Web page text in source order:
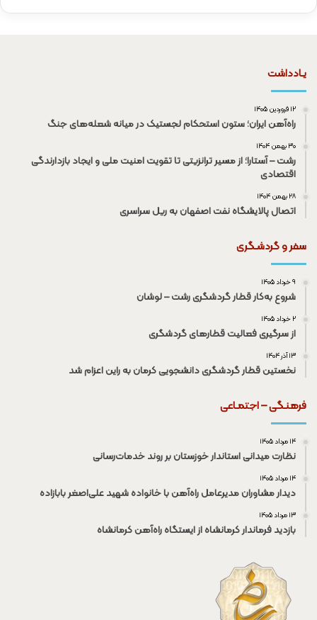
یـادداشت
۱۲ فروردین ۱۴۰۵
راه‌آهن ایران؛ ستون استحکام لجستیک در میانه شعله‌های جنگ
۳۰ بهمن ۱۴۰۴
رشت – آستارا؛ از مسیر ترانزیتی تا تقویت امنیت ملی و ایجاد بازدارندگی
اقتصادی
۲۸ بهمن ۱۴۰۴
اتصال پالایشگاه نفت اصفهان به ریل سراسری
سفر و گردشـگری
۹ خرداد ۱۴۰۵
شروع به‌کار قطار گردشگری رشت – لوشان
۲ خرداد ۱۴۰۵
از سرگیری فعالیت قطار‌های گردشگری
۱۳ آذر ۱۴۰۴
نخستین قطار گردشگری دانشجویی کرمان به راین اعزام شد
فرهنـگی – اجتمـاعی
۱۴ مرداد ۱۴۰۵
نظارت میدانی استاندار خوزستان بر روند خدمات‌رسانی
۱۴ مرداد ۱۴۰۵
دیدار مشاوران مدیرعامل راه‌آهن با خانواده شهید علی‌اصغر بابازاده
۱۳ مرداد ۱۴۰۵
بازدید فرماندار کرمانشاه از ایستگاه راه‌آهن کرمانشاه